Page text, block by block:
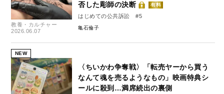
教養・カルチャー
2026.06.07
否した彫師の決断
有料
はじめての公共訴訟 #5
亀石倫子
NEW
〈ちいかわ争奪戦〉「転売ヤーから買う
なんて魂を売るようなもの」映画特典シ
ールに殺到…満席続出の裏側